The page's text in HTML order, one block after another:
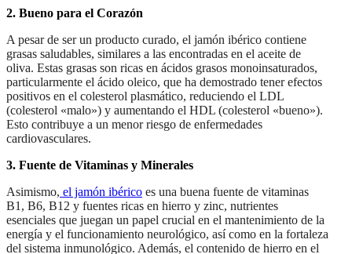
2. Bueno para el Corazón
A pesar de ser un producto curado, el jamón ibérico contiene
grasas saludables, similares a las encontradas en el aceite de
oliva. Estas grasas son ricas en ácidos grasos monoinsaturados,
particularmente el ácido oleico, que ha demostrado tener efectos
positivos en el colesterol plasmático, reduciendo el LDL
(colesterol «malo») y aumentando el HDL (colesterol «bueno»).
Esto contribuye a un menor riesgo de enfermedades
cardiovasculares.
3. Fuente de Vitaminas y Minerales
Asimismo, el jamón ibérico es una buena fuente de vitaminas
B1, B6, B12 y fuentes ricas en hierro y zinc, nutrientes
esenciales que juegan un papel crucial en el mantenimiento de la
energía y el funcionamiento neurológico, así como en la fortaleza
del sistema inmunológico. Además, el contenido de hierro en el